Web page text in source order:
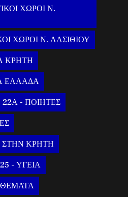
ΧΩΡΟΙ Ν.
ΧΩΡΟΙ Ν. ΛΑΣΙΘΙΟΥ
ΚΡΗΤΗ
ΕΛΛΑΔΑ
22Α - ΠΟΙΗΤΕΣ
ΣΤΗΝ ΚΡΗΤΗ
25 - ΥΓΕΙΑ
ΘΕΜΑΤΑ